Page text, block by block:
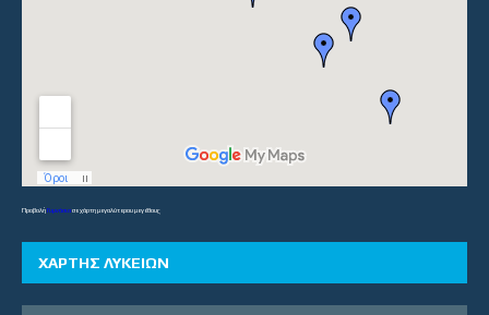
ΠροβολήΓυμνάσιασε χάρτη μεγαλύτερου μεγέθους
ΧΑΡΤΗΣ ΛΥΚΕΙΩΝ